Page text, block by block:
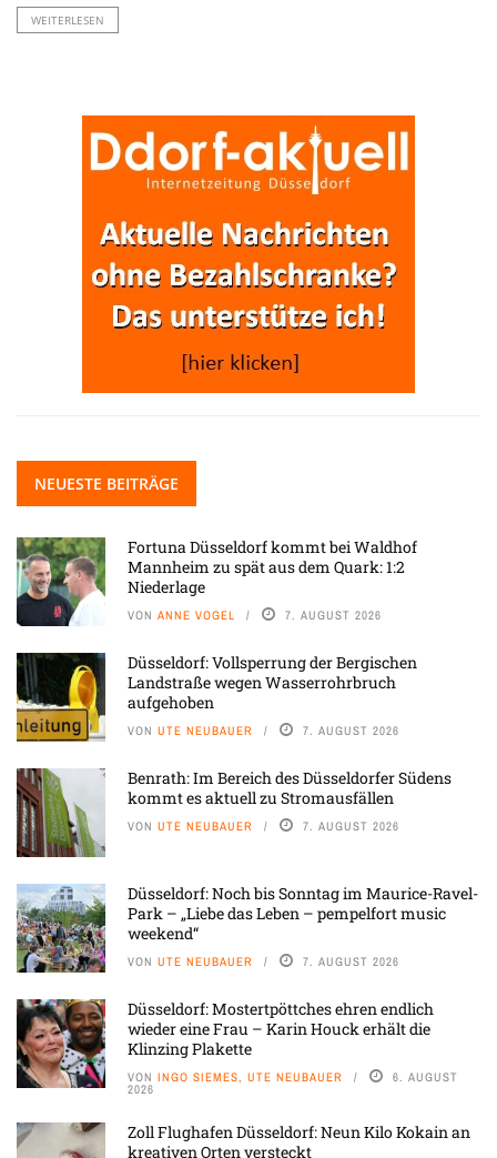
WEITERLESEN
NEUESTE BEITRÄGE
Fortuna Düsseldorf kommt bei Waldhof
Mannheim zu spät aus dem Quark: 1:2
Niederlage
VON ANNE VOGEL 7. AUGUST 2026
Düsseldorf: Vollsperrung der Bergischen
Landstraße wegen Wasserrohrbruch
aufgehoben
VON UTE NEUBAUER 7. AUGUST 2026
Benrath: Im Bereich des Düsseldorfer Südens
kommt es aktuell zu Stromausfällen
VON UTE NEUBAUER 7. AUGUST 2026
Düsseldorf: Noch bis Sonntag im Maurice-Ravel-
Park – „Liebe das Leben – pempelfort music
weekend“
VON UTE NEUBAUER 7. AUGUST 2026
Düsseldorf: Mostertpöttches ehren endlich
wieder eine Frau – Karin Houck erhält die
Klinzing Plakette
VON INGO SIEMES, UTE NEUBAUER 6. AUGUST
2026
Zoll Flughafen Düsseldorf: Neun Kilo Kokain an
kreativen Orten versteckt